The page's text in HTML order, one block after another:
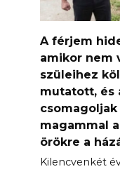
A férjem
amikor nem
szüleihez
mutatott, és
magammal
örökre a
Kilencvenkét